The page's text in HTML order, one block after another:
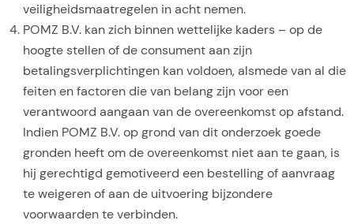
veiligheidsmaatregelen in acht nemen.
POMZ B.V. kan zich binnen wettelijke kaders – op de
hoogte stellen of de consument aan zijn
betalingsverplichtingen kan voldoen, alsmede van al die
feiten en factoren die van belang zijn voor een
verantwoord aangaan van de overeenkomst op afstand.
Indien POMZ B.V. op grond van dit onderzoek goede
gronden heeft om de overeenkomst niet aan te gaan, is
hij gerechtigd gemotiveerd een bestelling of aanvraag
te weigeren of aan de uitvoering bijzondere
voorwaarden te verbinden.